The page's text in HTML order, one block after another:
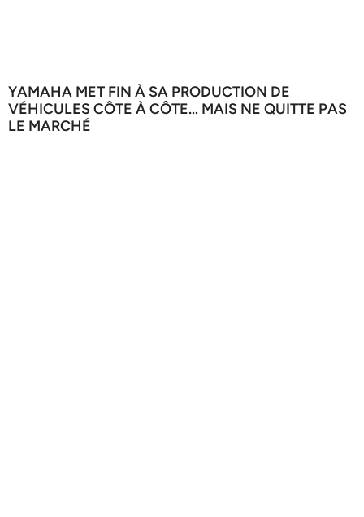
YAMAHA MET FIN À SA PRODUCTION DE
VÉHICULES CÔTE À CÔTE… MAIS NE QUITTE PAS
LE MARCHÉ